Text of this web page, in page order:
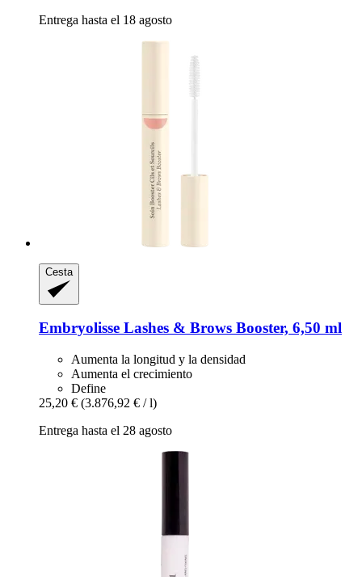
Entrega hasta el 18 agosto
Cesta
Embryolisse Lashes & Brows Booster, 6,50 ml
Aumenta la longitud y la densidad
Aumenta el crecimiento
Define
25,20 € (3.876,92 € / l)
Entrega hasta el 28 agosto